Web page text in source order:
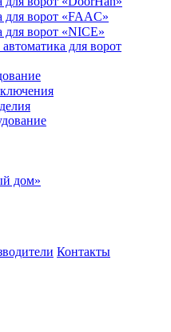
ворот «FAAC»
ворот «NICE»
для ворот
дом»
Контакты